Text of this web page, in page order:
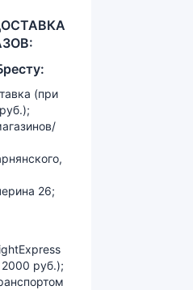
М10х1,25LH,
(при
26;
2000 руб.);